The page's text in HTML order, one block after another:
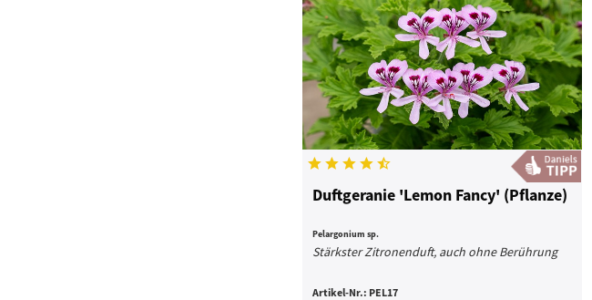
Duftgeranie 'Lemon Fancy' (Pflanze)
Pelargonium sp.
Stärkster Zitronenduft, auch ohne Berührung
Artikel-Nr.: PEL17